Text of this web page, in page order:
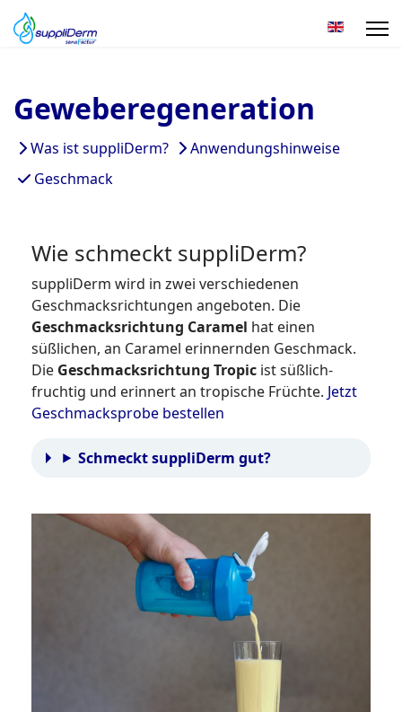
Sprache
Geweberegeneration
Was ist suppliDerm?
Anwendungshinweise
Geschmack
Wie schmeckt suppliDerm?
suppliDerm wird in zwei verschiedenen
Geschmacksrichtungen angeboten. Die
Geschmacksrichtung Caramel hat einen
süßlichen, an Caramel erinnernden Geschmack.
Die Geschmacksrichtung Tropic ist süßlich-
fruchtig und erinnert an tropische Früchte. Jetzt
Geschmacksprobe bestellen
Schmeckt suppliDerm gut?